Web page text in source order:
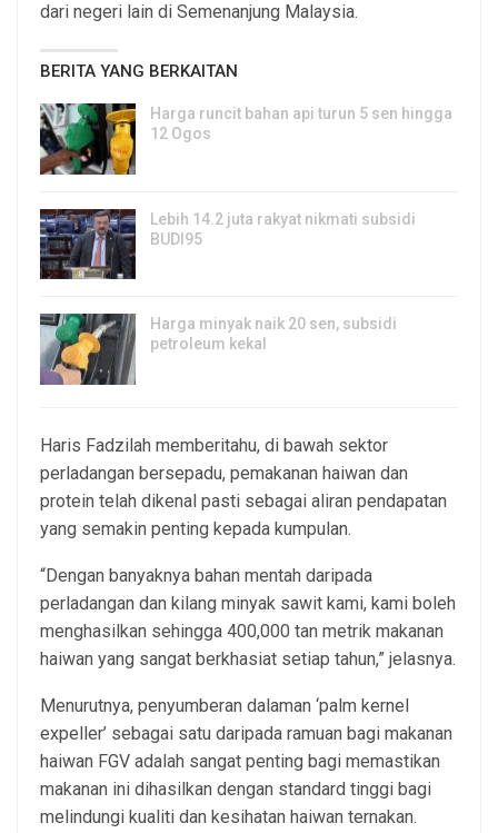
dari negeri lain di Semenanjung Malaysia.
BERITA YANG BERKAITAN
Harga runcit bahan api turun 5 sen hingga
12 Ogos
Lebih 14.2 juta rakyat nikmati subsidi
BUDI95
Harga minyak naik 20 sen, subsidi
petroleum kekal
Haris Fadzilah memberitahu, di bawah sektor
perladangan bersepadu, pemakanan haiwan dan
protein telah dikenal pasti sebagai aliran pendapatan
yang semakin penting kepada kumpulan.
“Dengan banyaknya bahan mentah daripada
perladangan dan kilang minyak sawit kami, kami boleh
menghasilkan sehingga 400,000 tan metrik makanan
haiwan yang sangat berkhasiat setiap tahun,” jelasnya.
Menurutnya, penyumberan dalaman ‘palm kernel
expeller’ sebagai satu daripada ramuan bagi makanan
haiwan FGV adalah sangat penting bagi memastikan
makanan ini dihasilkan dengan standard tinggi bagi
melindungi kualiti dan kesihatan haiwan ternakan.